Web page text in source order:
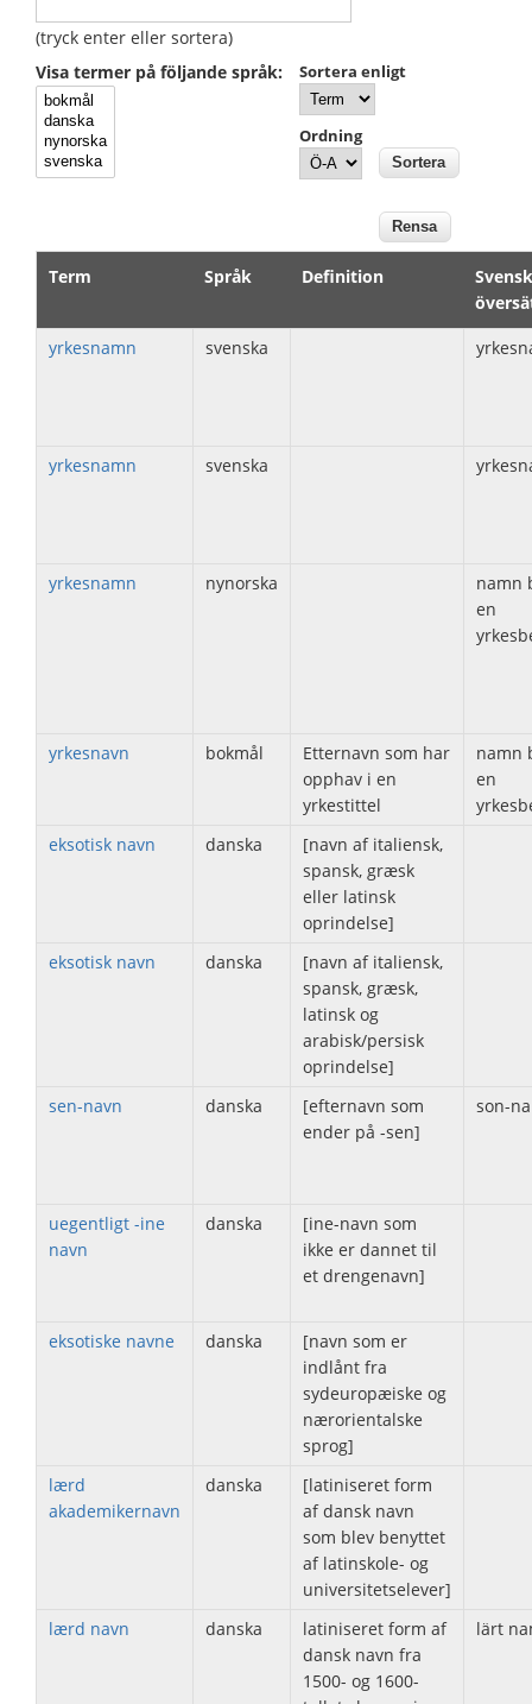
(tryck enter eller sortera)
Visa termer på följande språk:
Sortera enligt
Ordning
Term Språk Definition
Svensk
yrkesnamn
svenska
yrkesnamn svenska
yrkesnamn nynorska
namn
en
yrkesnavn bokmål
Etternavn som har
opphav i en
yrkestittel
namn
en
eksotisk navn
danska
[navn af italiensk,
spansk, græsk
eller latinsk
oprindelse]
eksotisk navn
danska
[navn af italiensk,
spansk, græsk,
latinsk og
arabisk/persisk
oprindelse]
sen-navn
danska
[efternavn som
ender på -sen]
son-
uegentligt -ine
navn
danska
[ine-navn som
ikke er dannet til
et drengenavn]
eksotiske navne danska
[navn som er
indlånt fra
sydeuropæiske og
nærorientalske
sprog]
lærd
akademikernavn
danska
[latiniseret form
af dansk navn
som blev benyttet
af latinskole- og
universitetselever]
lærd navn
danska
latiniseret form af
dansk navn fra
1500- og 1600-
lärt